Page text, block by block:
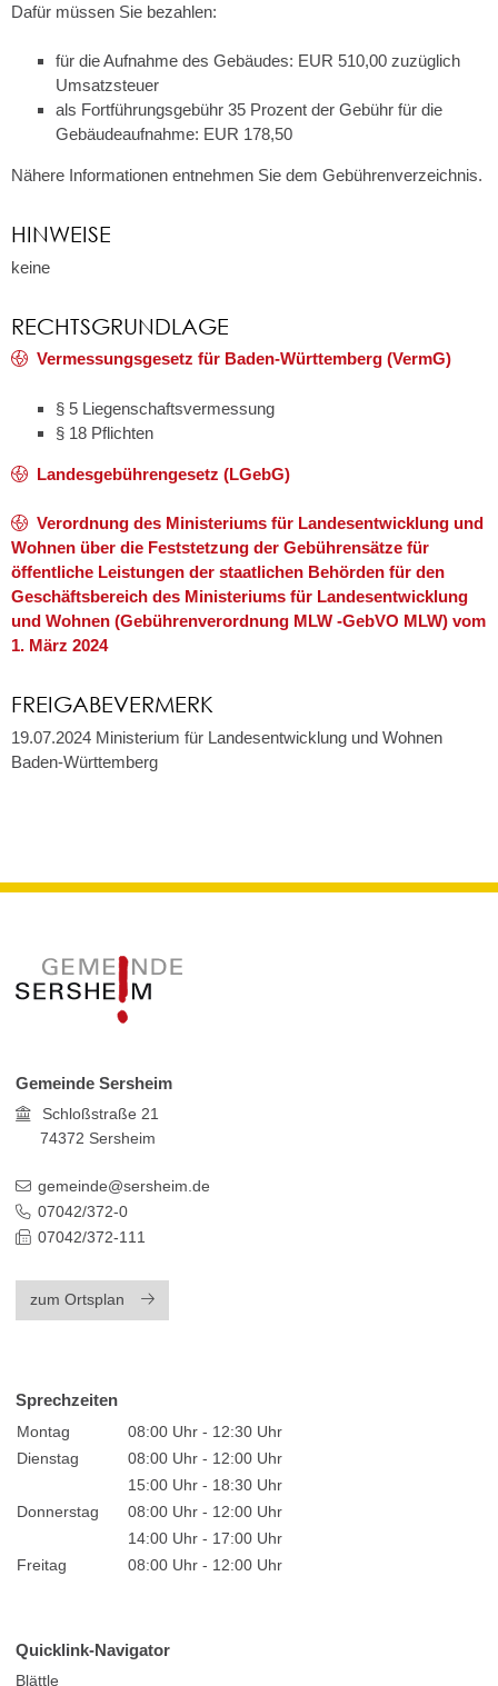
Dafür müssen Sie bezahlen:
für die Aufnahme des Gebäudes: EUR 510,00 zuzüglich
Umsatzsteuer
als Fortführungsgebühr 35 Prozent der Gebühr für die
Gebäudeaufnahme: EUR 178,50
Nähere Informationen entnehmen Sie dem Gebührenverzeichnis.
HINWEISE
keine
RECHTSGRUNDLAGE
Vermessungsgesetz für Baden-Württemberg (VermG)
§ 5 Liegenschaftsvermessung
§ 18 Pflichten
Landesgebührengesetz (LGebG)
Verordnung des Ministeriums für Landesentwicklung und
Wohnen über die Feststetzung der Gebührensätze für
öffentliche Leistungen der staatlichen Behörden für den
Geschäftsbereich des Ministeriums für Landesentwicklung
und Wohnen (Gebührenverordnung MLW -GebVO MLW) vom
1. März 2024
FREIGABEVERMERK
19.07.2024 Ministerium für Landesentwicklung und Wohnen
Baden-Württemberg
Gemeinde Sersheim
Schloßstraße 21
74372 Sersheim
gemeinde@sersheim.de
07042/372-0
07042/372-111
zum Ortsplan
Sprechzeiten
Montag
08:00 Uhr - 12:30 Uhr
Dienstag
08:00 Uhr - 12:00 Uhr
15:00 Uhr - 18:30 Uhr
Donnerstag
08:00 Uhr - 12:00 Uhr
14:00 Uhr - 17:00 Uhr
Freitag
08:00 Uhr - 12:00 Uhr
Quicklink-Navigator
Blättle